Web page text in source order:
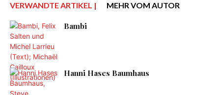
VERWANDTE ARTIKEL | MEHR VOM AUTOR
Bambi
Hanni Hases Baumhaus